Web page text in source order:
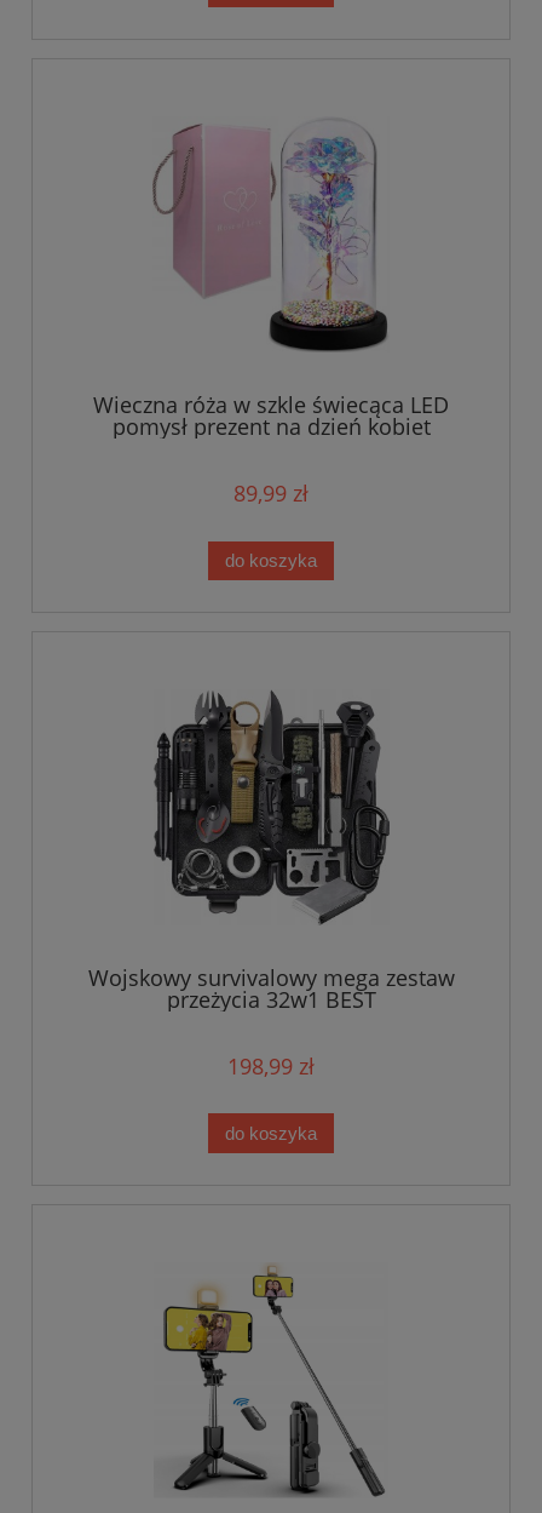
Wieczna róża w szkle świecąca LED
pomysł prezent na dzień kobiet
89,99 zł
do koszyka
Wojskowy survivalowy mega zestaw
przeżycia 32w1 BEST
198,99 zł
do koszyka